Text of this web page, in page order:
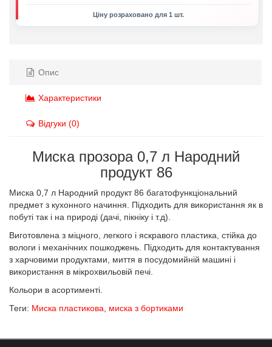
Ціну розраховано для 1 шт.
Опис
Характеристики
Відгуки (0)
Миска прозора 0,7 л Народний
продукт 86
Миска 0,7 л Народний продукт 86 багатофункціональний
предмет з кухонного начиння. Підходить для використання як в
побуті так і на природі (дачі, пікніку і т.д).
Виготовлена з міцного, легкого і яскравого пластика, стійка до
вологи і механічних пошкоджень. Підходить для контактування
з харчовими продуктами, миття в посудомийній машині і
використання в мікрохвильовій печі.
Кольори в асортименті.
Теги: Миска пластикова миска з бортиками